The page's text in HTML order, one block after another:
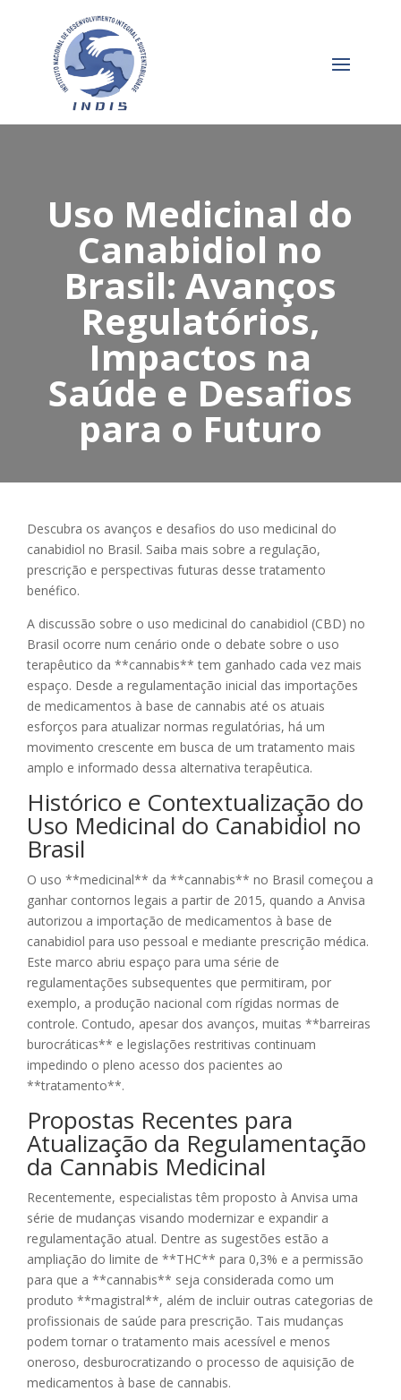
Uso Medicinal do
Canabidiol no
Brasil: Avanços
Regulatórios,
Impactos na
Saúde e Desafios
para o Futuro
Descubra os avanços e desafios do uso medicinal do
canabidiol no Brasil. Saiba mais sobre a regulação,
prescrição e perspectivas futuras desse tratamento
benéfico.
A discussão sobre o uso medicinal do canabidiol (CBD) no
Brasil ocorre num cenário onde o debate sobre o uso
terapêutico da **cannabis** tem ganhado cada vez mais
espaço. Desde a regulamentação inicial das importações
de medicamentos à base de cannabis até os atuais
esforços para atualizar normas regulatórias, há um
movimento crescente em busca de um tratamento mais
amplo e informado dessa alternativa terapêutica.
Histórico e Contextualização do
Uso Medicinal do Canabidiol no
Brasil
O uso **medicinal** da **cannabis** no Brasil começou a
ganhar contornos legais a partir de 2015, quando a Anvisa
autorizou a importação de medicamentos à base de
canabidiol para uso pessoal e mediante prescrição médica.
Este marco abriu espaço para uma série de
regulamentações subsequentes que permitiram, por
exemplo, a produção nacional com rígidas normas de
controle. Contudo, apesar dos avanços, muitas **barreiras
burocráticas** e legislações restritivas continuam
impedindo o pleno acesso dos pacientes ao
**tratamento**.
Propostas Recentes para
Atualização da Regulamentação
da Cannabis Medicinal
Recentemente, especialistas têm proposto à Anvisa uma
série de mudanças visando modernizar e expandir a
regulamentação atual. Dentre as sugestões estão a
ampliação do limite de **THC** para 0,3% e a permissão
para que a **cannabis** seja considerada como um
produto **magistral**, além de incluir outras categorias de
profissionais de saúde para prescrição. Tais mudanças
podem tornar o tratamento mais acessível e menos
oneroso, desburocratizando o processo de aquisição de
medicamentos à base de cannabis.